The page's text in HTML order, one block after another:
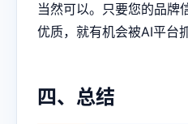
当然可以。只要您的品牌
优质，就有机会被AI平台
四、总结